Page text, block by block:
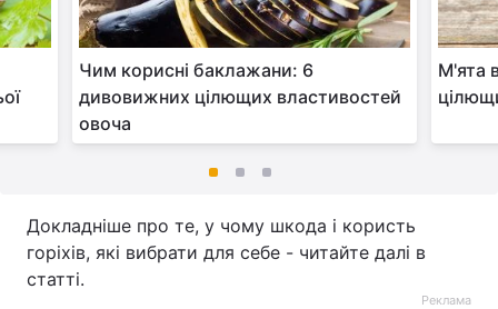
Чим корисні баклажани: 6
дивовижних цілющих властивостей
овоча
М'ята
Докладніше про те, у чому шкода і користь
горіхів, які вибрати для себе - читайте далі в
статті.
Реклама